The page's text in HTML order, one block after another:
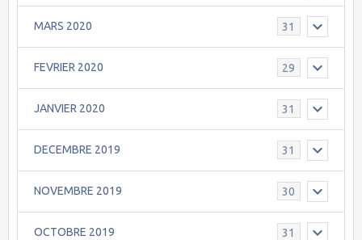
MARS 2020 31
FEVRIER 2020 29
JANVIER 2020 31
DECEMBRE 2019 31
NOVEMBRE 2019 30
OCTOBRE 2019 31